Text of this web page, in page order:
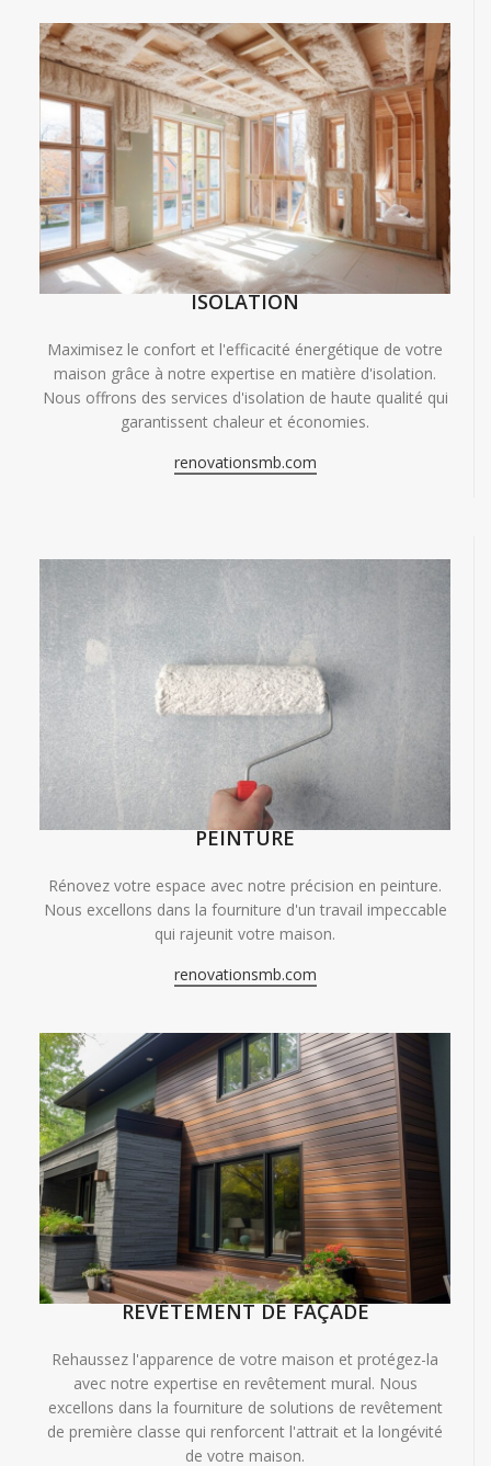
ISOLATION
Maximisez le confort et l'efficacité énergétique de votre
maison grâce à notre expertise en matière d'isolation.
Nous offrons des services d'isolation de haute qualité qui
garantissent chaleur et économies.
renovationsmb.com
PEINTURE
Rénovez votre espace avec notre précision en peinture.
Nous excellons dans la fourniture d'un travail impeccable
qui rajeunit votre maison.
renovationsmb.com
REVÊTEMENT DE FAÇADE
Rehaussez l'apparence de votre maison et protégez-la
avec notre expertise en revêtement mural. Nous
excellons dans la fourniture de solutions de revêtement
de première classe qui renforcent l'attrait et la longévité
de votre maison.